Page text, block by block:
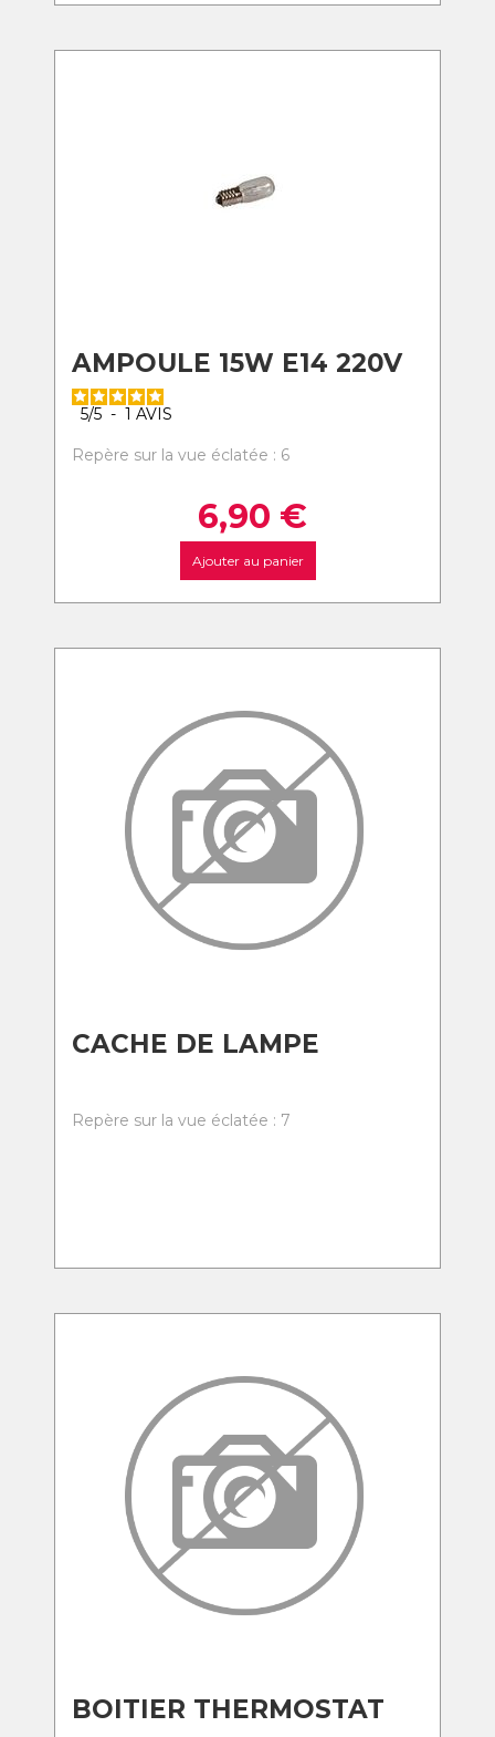
AMPOULE 15W E14 220V
5/5 - 1 AVIS
Repère sur la vue éclatée : 6
6,90 €
Ajouter au panier
CACHE DE LAMPE
Repère sur la vue éclatée : 7
BOITIER THERMOSTAT